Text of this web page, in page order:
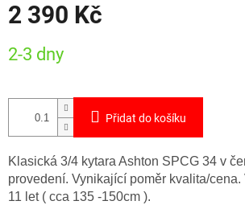
2 390 Kč
cena:
2-3 dny
Přidat do košíku
Klasická 3/4 kytara Ashton SPCG 34 v
provedení. Vynikající poměr kvalita/
11 let ( cca 135 -150cm ).